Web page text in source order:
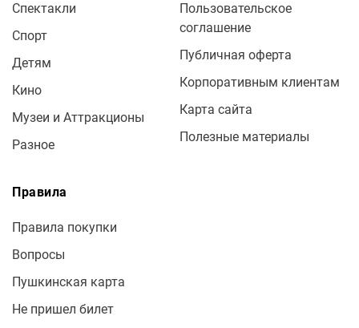
Спектакли
Спорт
Детям
Кино
Музеи и Аттракционы
Разное
Пользовательское
соглашение
Публичная оферта
Корпоративным клиентам
Карта сайта
Полезные материалы
Правила
Правила покупки
Вопросы
Пушкинская карта
Не пришел билет